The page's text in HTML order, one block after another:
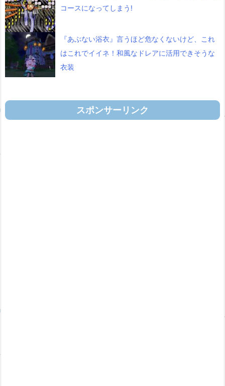
コースになってしまう!
『あぶない浴衣』言うほど危なくないけど、これ
はこれでイイネ！和風なドレアに活用できそうな
衣装
スポンサーリンク